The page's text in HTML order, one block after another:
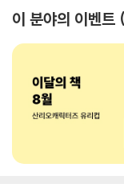
이 분야의 이벤트